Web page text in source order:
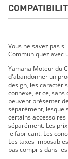
SRVIPER
Vous ne savez pas
Communiquez avec
Yamaha Moteur du
d'abandonner un
design, les
connexe, et ce,
peuvent présenter
séparément,
certains
séparément. Les
le fabricant. Les
Les taxes
pas compris dans